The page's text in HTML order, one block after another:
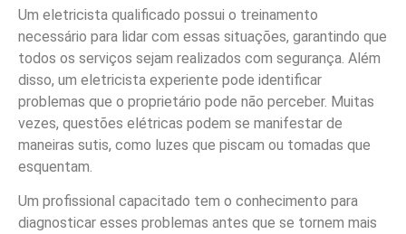
Um eletricista qualificado possui o treinamento
necessário para lidar com essas situações, garantindo que
todos os serviços sejam realizados com segurança. Além
disso, um eletricista experiente pode identificar
problemas que o proprietário pode não perceber. Muitas
vezes, questões elétricas podem se manifestar de
maneiras sutis, como luzes que piscam ou tomadas que
esquentam.
Um profissional capacitado tem o conhecimento para
diagnosticar esses problemas antes que se tornem mais